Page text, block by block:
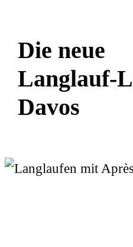
Die neue
Langlauf-L
Davos